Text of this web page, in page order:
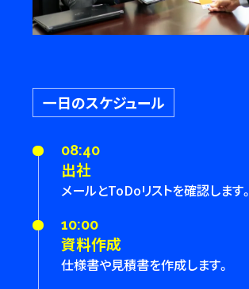
一日のスケジュール
08:40
出社
メールとToDoリストを確認します。
10:00
資料作成
仕様書や見積書を作成します。